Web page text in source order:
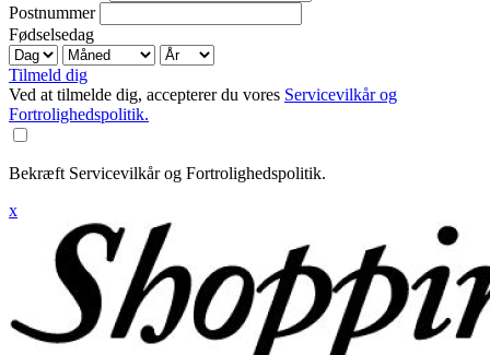
Postnummer
Fødselsedag
Tilmeld dig
Ved at tilmelde dig, accepterer du vores Servicevilkår og
Fortrolighedspolitik.
Bekræft Servicevilkår og Fortrolighedspolitik.
x